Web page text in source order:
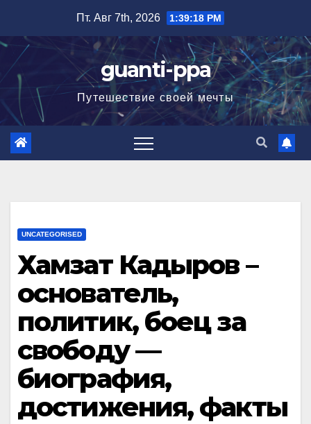
содержимому
Пт. Авг 7th, 2026 1:39:19 PM
guanti-ppa
Путешествие своей мечты
UNCATEGORISED
Хамзат Кадыров –
основатель,
политик, боец за
свободу —
биография,
достижения, факты